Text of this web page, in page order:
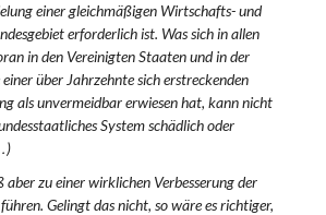
einer gleichmäßigen Wirtschafts- und
erforderlich ist. Was sich in allen
in den Vereinigten Staaten und in der
über Jahrzehnte sich erstreckenden
als unvermeidbar erwiesen hat, kann nicht
System schädlich oder
aber zu einer wirklichen Verbesserung der
Gelingt das nicht, so wäre es richtiger,